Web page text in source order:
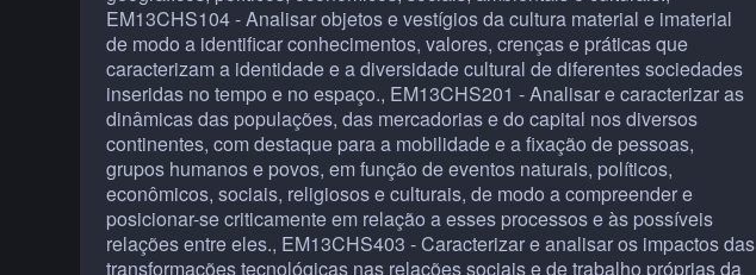
EM13CHS104 - Analisar objetos e vestígios da cultura material e imaterial
de modo a identificar conhecimentos, valores, crenças e práticas que
caracterizam a identidade e a diversidade cultural de diferentes sociedades
inseridas no tempo e no espaço., EM13CHS201 - Analisar e caracterizar as
dinâmicas das populações, das mercadorias e do capital nos diversos
continentes, com destaque para a mobilidade e a fixação de pessoas,
grupos humanos e povos, em função de eventos naturais, políticos,
econômicos, sociais, religiosos e culturais, de modo a compreender e
posicionar-se criticamente em relação a esses processos e às possíveis
relações entre eles., EM13CHS403 - Caracterizar e analisar os impactos das
transformações tecnológicas nas relações sociais e de trabalho próprias da